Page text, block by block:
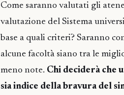
Come saranno valutati gli
valutazione del Sistema
base a quali criteri? Saranno
alcune facoltà siano tra le
meno note. Chi deciderà che
sia indice della bravura del